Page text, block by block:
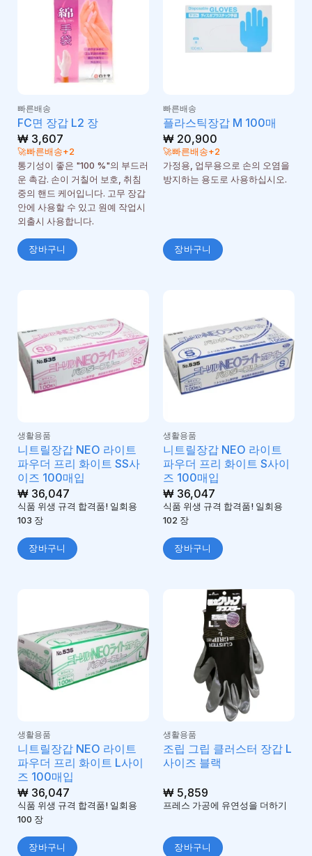
빠른배송
FC면 장갑 L2 장
₩3,607
🚀빠른배송+2
통기성이 좋은 "100 %"의 부드러
운 촉감. 손이 거칠어 보호, 취침
중의 핸드 케어입니다. 고무 장갑
안에 사용할 수 있고 원예 작업시
외출시 사용합니다.
장바구니
빠른배송
플라스틱장갑 M 100매
₩20,900
🚀빠른배송+2
가정용, 업무용으로 손의 오염을
방지하는 용도로 사용하십시오.
장바구니
생활용품
니트릴장갑 NEO 라이트
파우더 프리 화이트 SS사
이즈 100매입
₩36,047
식품 위생 규격 합격품! 일회용
103 장
장바구니
생활용품
니트릴장갑 NEO 라이트
파우더 프리 화이트 S사이
즈 100매입
₩36,047
식품 위생 규격 합격품! 일회용
102 장
장바구니
생활용품
니트릴장갑 NEO 라이트
파우더 프리 화이트 L사이
즈 100매입
₩36,047
식품 위생 규격 합격품! 일회용
100 장
장바구니
생활용품
조립 그립 클러스터 장갑 L
사이즈 블랙
₩5,859
프레스 가공에 유연성을 더하기
장바구니